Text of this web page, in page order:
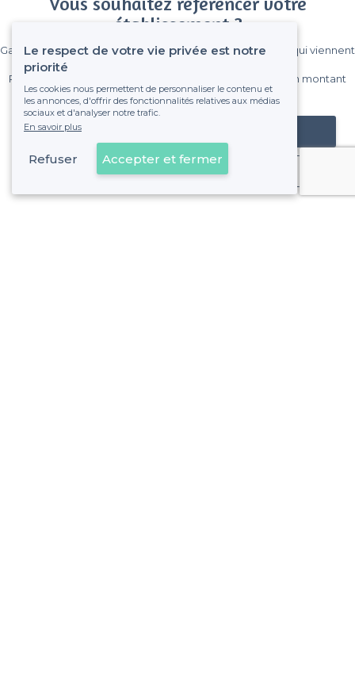
établissement ?
Gagnez de nombreux clients parmi le million de visiteurs qui viennent
Pas de commissions et sans engagement, vous payez un montant
fixe sans risque de voir déraper la facture.
Référencer mon établissement
Déjà client
Le respect de votre vie privée est notre
priorité
Les cookies nous permettent de personnaliser le contenu et
les annonces, d'offrir des fonctionnalités relatives aux médias
sociaux et d'analyser notre trafic.
En savoir plus
Refuser Accepter et fermer